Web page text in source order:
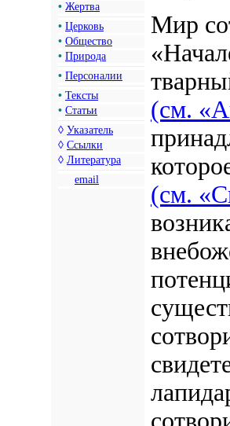
• Жертва
• Церковь
• Общество
• Природа
• Персоналии
• Тексты
• Статьи
◊ Указатель
◊ Ссылки
◊ Литература
email
Мир
(см.
(см.